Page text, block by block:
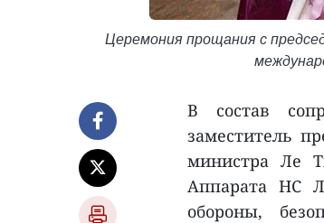
Церемония прощания с
В состав
заместитель
министра Ле
Аппарата НС
обороны,